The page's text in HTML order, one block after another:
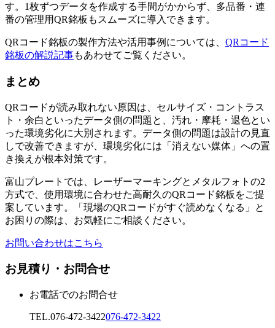
す。1枚ずつデータを作成する手間がかからず、多品番・連
番の管理用QR銘板もスムーズに導入できます。
QRコード銘板の製作方法や活用事例については、 QRコード
銘板の解説記事もあわせてご覧ください。
まとめ
QRコードが読み取れない原因は、セルサイズ・コントラス
ト・余白といったデータ側の問題と、汚れ・摩耗・退色とい
った環境劣化に大別されます。データ側の問題は設計の見直
しで改善できますが、環境劣化には「消えない媒体」への置
き換えが根本対策です。
富山プレートでは、レーザーマーキングとメタルフォトの2
方式で、使用環境に合わせた高耐久のQRコード銘板をご提
案しています。「現場のQRコードがすぐ読めなくなる」と
お困りの際は、お気軽にご相談ください。
お問い合わせはこちら
お見積り・お問合せ
お電話でのお問合せ
TEL.076-472-3422076-472-3422